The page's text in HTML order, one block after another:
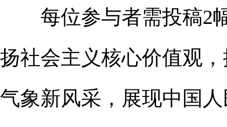
每位参与者需投稿2幅
扬社会主义核心价值观
气象新风采，展现中国